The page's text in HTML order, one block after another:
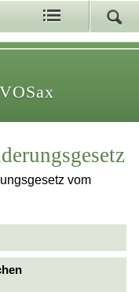
vom